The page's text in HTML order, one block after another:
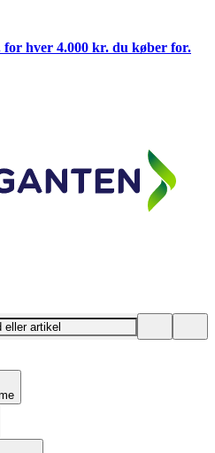
hver 4.000 kr. du køber for.